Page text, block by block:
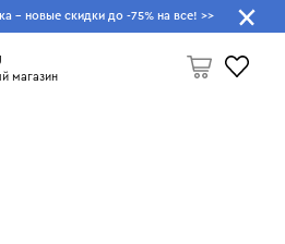
- новые скидки до -75% на все! >>
магазин